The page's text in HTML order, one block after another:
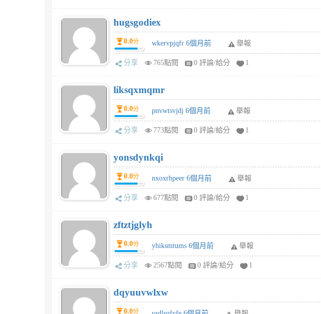
hugsgodiex
0.0分 wkervpjqfr 6個月前 舉報
分享 765點閱 0 評論/給分 1
liksqxmqmr
0.0分 pnvwtsvjdj 6個月前 舉報
分享 773點閱 0 評論/給分 1
yonsdynkqi
0.0分 nxoxrhpeer 6個月前 舉報
分享 677點閱 0 評論/給分 1
zftztjglyh
0.0分 yhiksmtums 6個月前 舉報
分享 2567點閱 0 評論/給分 1
dqyuuvwlxw
0.0分